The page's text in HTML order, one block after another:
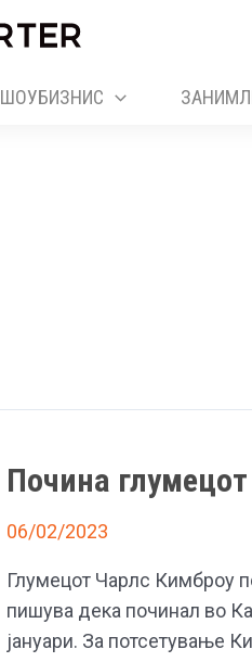
ШОУБИЗНИС
Почина
06/02/2023
Глумецот Чарлс Кимброу
пишува дека починал во
јануари. За потсетување